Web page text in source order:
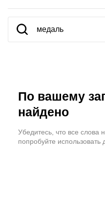
По вашему
найдено
Убедитесь, что все слова
попробуйте использовать